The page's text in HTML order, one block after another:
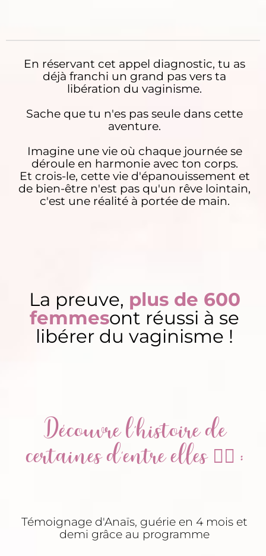
En réservant cet appel diagnostic, tu as
déjà franchi un grand pas vers ta
libération du vaginisme.
Sache que tu n'es pas seule dans cette
aventure.
Imagine une vie où chaque journée se
déroule en harmonie avec ton corps.
Et crois-le, cette vie d'épanouissement et
de bien-être n'est pas qu'un rêve lointain,
c'est une réalité à portée de main.
La preuve, plus de 600
femmesont réussi à se
libérer du vaginisme !
Découvre l'histoire de
certaines d'entre elles 👇🏾 :
Témoignage d'Anaïs, guérie en 4 mois et
demi grâce au programme